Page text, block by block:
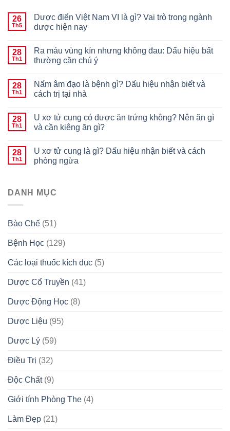
26
Th5
Dược điển Việt Nam VI là gì? Vai trò trong ngành
dược hiện nay
28
Th1
Ra máu vùng kín nhưng không đau: Dấu hiệu bất
thường cần chú ý
28
Th1
Nấm âm đạo là bệnh gì? Dấu hiệu nhận biết và
cách trị tại nhà
28
Th1
U xơ tử cung có được ăn trứng không? Nên ăn gì
và cần kiêng ăn gì?
28
Th1
U xơ tử cung là gì? Dấu hiệu nhận biết và cách
phòng ngừa
DANH MỤC
Bào Chế (51)
Bệnh Học (129)
Các loại thuốc kích dục (5)
Dược Cổ Truyền (41)
Dược Động Học (8)
Dược Liệu (95)
Dược Lý (59)
Điều Trị (32)
Độc Chất(9)
Giới tính Phòng The (4)
Làm Đẹp (21)